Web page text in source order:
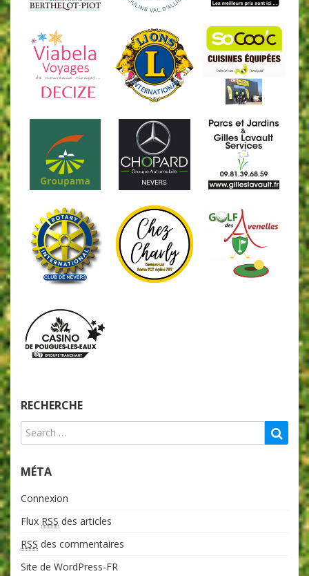
RECHERCHE
MÉTA
Connexion
Flux RSS des articles
RSS des commentaires
Site de WordPress-FR